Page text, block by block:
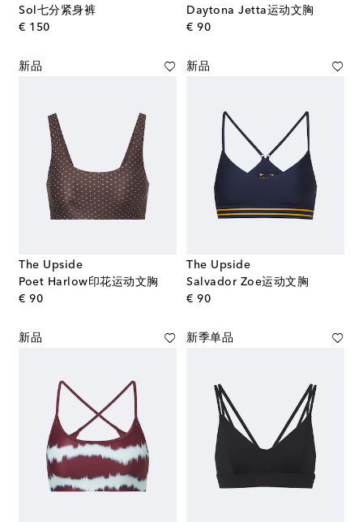
Sol七分紧身裤
€ 150original price
Daytona Jetta运动文胸
€ 90original price
新品
The Upside
Poet Harlow印花运动文胸
€ 90original price
新品
The Upside
Salvador Zoe运动文胸
€ 90original price
新品 新季单品